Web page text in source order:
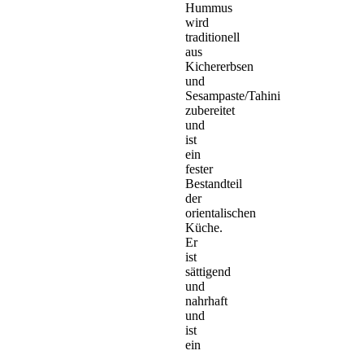
Hummus
wird
traditionell
aus
Kichererbsen
und
Sesampaste/Tahini
zubereitet
und
ist
ein
fester
Bestandteil
der
orientalischen
Küche.
Er
ist
sättigend
und
nahrhaft
und
ist
ein